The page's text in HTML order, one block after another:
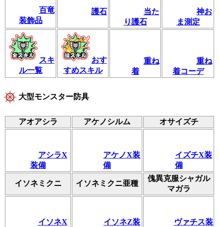
百竜
装飾品
護石
当た
り護石
神お
ま測定
スキ
ル一覧
おす
すめスキル
重ね
着
重ね
着コーデ
大型モンスター防具
アオアシラ アケノシルム オサイズチ
アシラX
装備
アケノX装
備
イズチX装
備
イソネミクニ イソネミクニ亜種
傀異克服シャガル
マガラ
イソネX
イソネZ装
ヴァチス装